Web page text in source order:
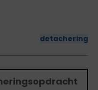
detachering